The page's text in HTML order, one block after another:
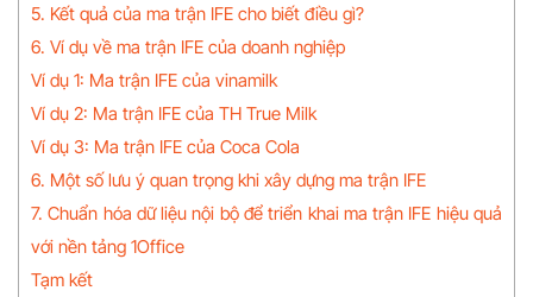
5. Kết quả của ma trận IFE cho biết điều gì?
6. Ví dụ về ma trận IFE của doanh nghiệp
Ví dụ 1: Ma trận IFE của vinamilk
Ví dụ 2: Ma trận IFE của TH True Milk
Ví dụ 3: Ma trận IFE của Coca Cola
6. Một số lưu ý quan trọng khi xây dựng ma trận IFE
7. Chuẩn hóa dữ liệu nội bộ để triển khai ma trận IFE hiệu quả
với nền tảng 1Office
Tạm kết